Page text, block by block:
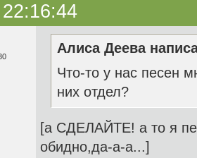
Алиса Деева
Что-то у нас песен
них отдел?
[а СДЕЛАЙТЕ! а то я
обидно,да-а-а...]